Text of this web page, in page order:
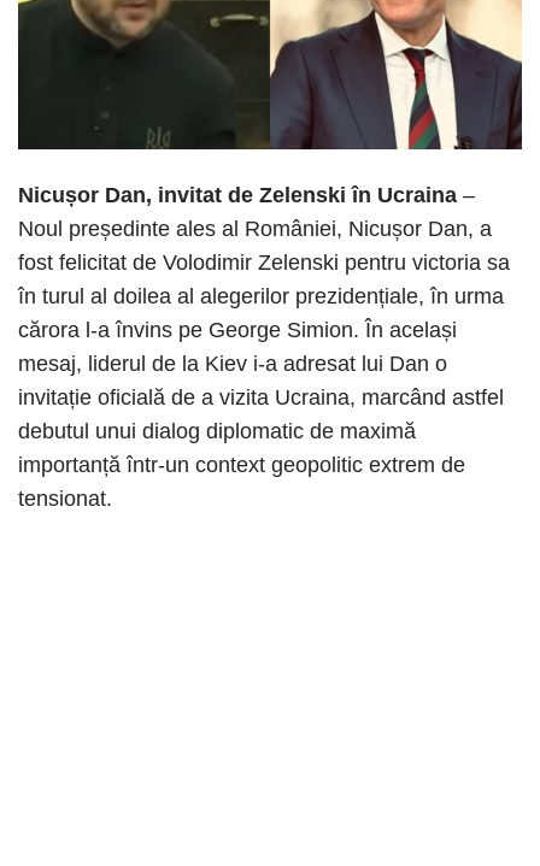
Nicușor Dan, invitat de Zelenski în Ucraina –
Noul președinte ales al României, Nicușor Dan, a
fost felicitat de Volodimir Zelenski pentru victoria sa
în turul al doilea al alegerilor prezidențiale, în urma
cărora l-a învins pe George Simion. În același
mesaj, liderul de la Kiev i-a adresat lui Dan o
invitație oficială de a vizita Ucraina, marcând astfel
debutul unui dialog diplomatic de maximă
importanță într-un context geopolitic extrem de
tensionat.